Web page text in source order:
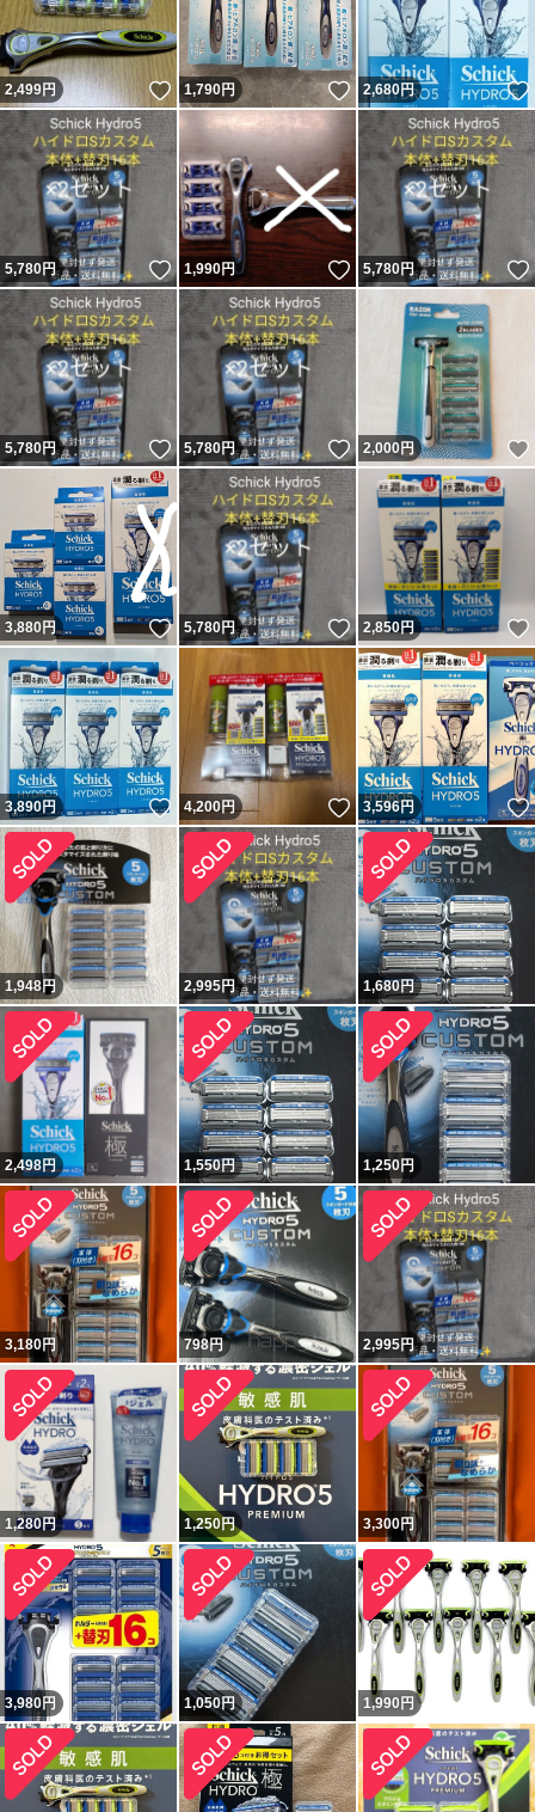
2,499円 いいね！
1,790円 いいね！
2,680円
5,780円 いいね！
1,990円 いいね！
5,780円
5,780円 いいね！
5,780円 いいね！
2,000円
3,880円 いいね！
5,780円 いいね！
2,850円
3,890円 いいね！
4,200円 いいね！
3,596円
1,948円 2,995円 1,680円
2,498円 1,550円 1,250円
3,180円 798円 2,995円
1,280円 1,250円 3,300円
3,980円 1,050円 1,990 円